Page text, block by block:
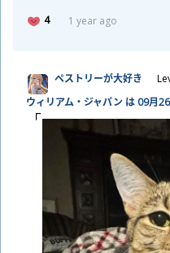
4 1 year ago
ペストリーが大好き
ウィリアム・ジャパン は 09月26